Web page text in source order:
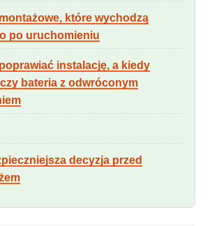
montażowe, które wychodzą
po uruchomieniu
instalację, a kiedy
bateria z odwróconym
decyzja przed